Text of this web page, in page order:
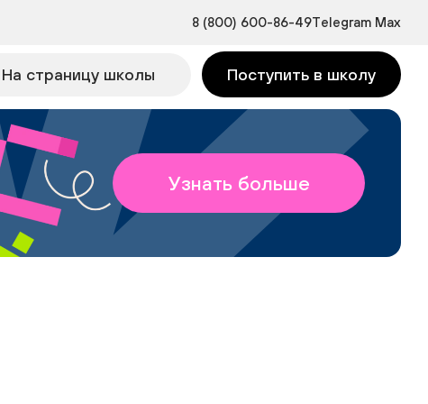
8 (800) 600-86-49Telegram Max
На страницу школы Поступить в школу
Узнать больше